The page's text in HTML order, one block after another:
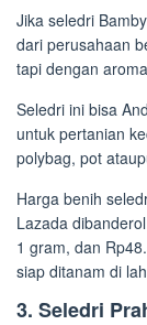
Jika seledri
dari perusahaan
tapi dengan
Seledri ini bisa
untuk pertanian
polybag, pot
Harga benih
Lazada
1 gram, dan
siap ditanam di
3. Seledri